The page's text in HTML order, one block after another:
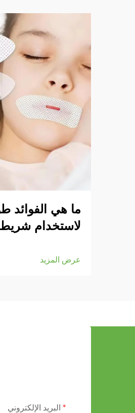
ما هي الفوائد
لاستخدام شريط
عرض المزيد
البريد الإلكتروني